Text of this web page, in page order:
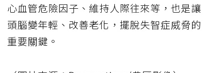
心血管危險因子、維持人際往來等，也是讓
頭腦變年輕、改善老化，擺脫失智症威脅的
重要關鍵。